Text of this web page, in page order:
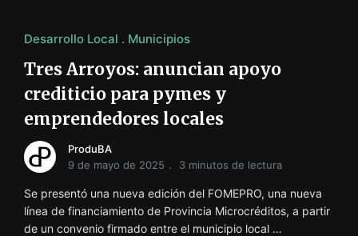
Desarrollo Local Municipios
Tres Arroyos: anuncian apoyo
crediticio para pymes y
emprendedores locales
ProduBA
9 de mayo de 2025
3 minutos de lectura
Se presentó una nueva edición del FOMEPRO, una nueva
línea de financiamiento de Provincia Microcréditos, a partir
de un convenio firmado entre el municipio local …